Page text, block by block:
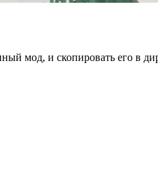
мод, и скопировать его в